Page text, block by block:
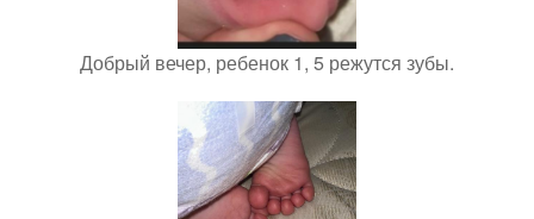
Добрый вечер, ребенок 1, 5 режутся зубы.